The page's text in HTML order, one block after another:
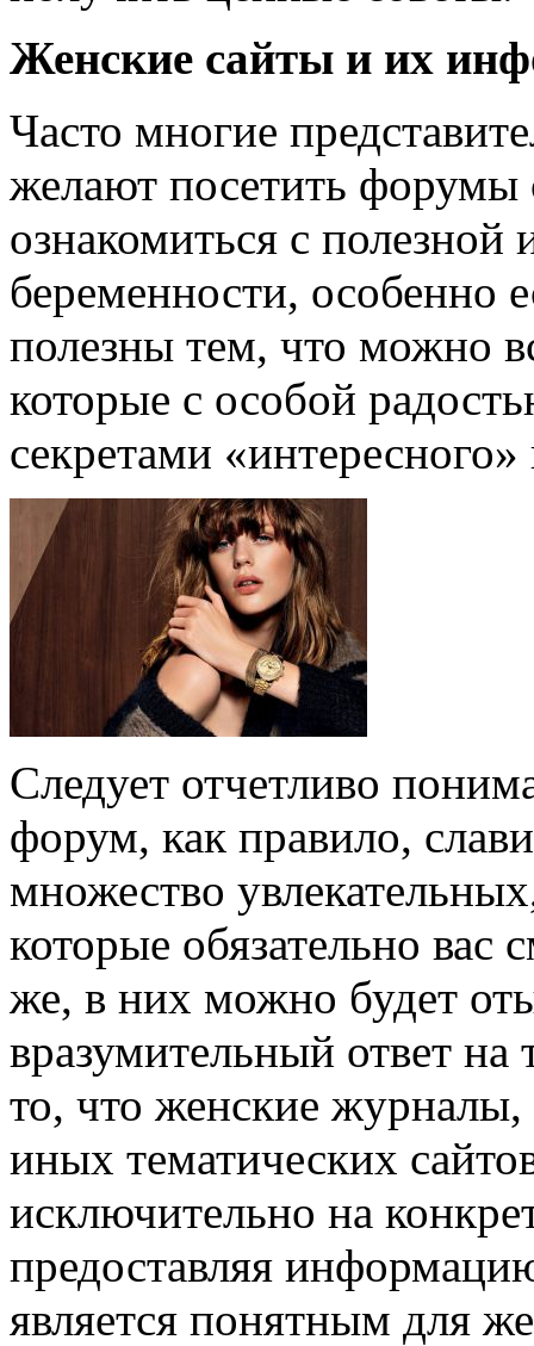
Женские сайты и их
Часто многие
желают посетить форумы
ознакомиться с
беременности, особенно
полезны тем, что можно
которые с особой
секретами
Следует отчетливо
форум, как правило,
множество
которые обязательно вас
же, в них можно будет
вразумительный ответ
то, что женские журналы,
иных тематических
исключительно на
предоставляя
является понятным для